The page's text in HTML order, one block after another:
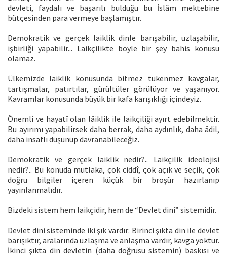
devleti, faydalı ve başarılı bulduğu bu İslâm mektebine
bütçesinden para vermeye başlamıştır.
Demokratik ve gerçek laiklik dinle barışabilir, uzlaşabilir,
işbirliği yapabilir... Laikçilikte böyle bir şey bahis konusu
olamaz.
Ülkemizde laiklik konusunda bitmez tükenmez kavgalar,
tartışmalar, patırtılar, gürültüler görülüyor ve yaşanıyor.
Kavramlar konusunda büyük bir kafa karışıklığı içindeyiz.
Önemli ve hayatî olan lâiklik ile laikçiliği ayırt edebilmektir.
Bu ayırımı yapabilirsek daha berrak, daha aydınlık, daha âdil,
daha insaflı düşünüp davranabileceğiz.
Demokratik ve gerçek laiklik nedir?.. Laikçilik ideolojisi
nedir?.. Bu konuda mutlaka, çok ciddî, çok açık ve seçik, çok
doğru bilgiler içeren küçük bir broşür hazırlanıp
yayınlanmalıdır.
Bizdeki sistem hem laikçidir, hem de “Devlet dini” sistemidir.
Devlet dini sisteminde iki şık vardır: Birinci şıkta din ile devlet
barışıktır, aralarında uzlaşma ve anlaşma vardır, kavga yoktur.
İkinci şıkta din devletin (daha doğrusu sistemin) baskısı ve